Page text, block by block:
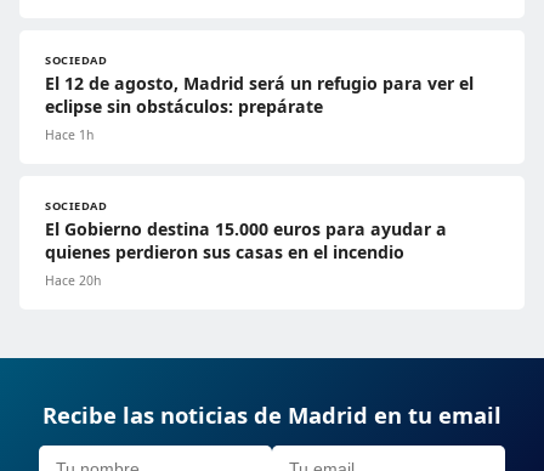
SOCIEDAD
El 12 de agosto, Madrid será un refugio para ver el
eclipse sin obstáculos: prepárate
Hace 1h
SOCIEDAD
El Gobierno destina 15.000 euros para ayudar a
quienes perdieron sus casas en el incendio
Hace 20h
Recibe las noticias de Madrid en tu email